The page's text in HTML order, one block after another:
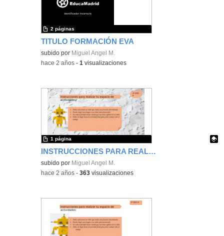
TITULO FORMACIÓN EVA
subido por Miguel Angel M.
2 páginas
-hace 2 años -1 visualizaciones
INSTRUCCIONES PARA REALIZAR LAS ACTIVIDADES
Contenido educativo.
subido por Miguel Angel M.
1 página
-hace 2 años -363 visualizaciones